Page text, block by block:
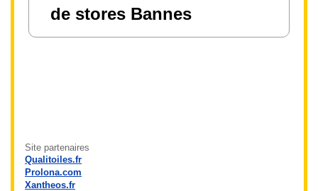
de stores Bannes
Site partenaires
Qualitoiles.fr
Prolona.com
Xantheos.fr